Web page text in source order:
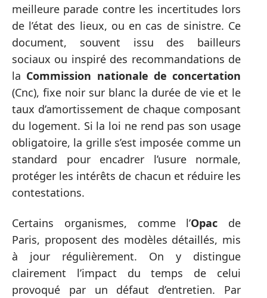
meilleure parade contre les incertitudes lors
de l’état des lieux, ou en cas de sinistre. Ce
document, souvent issu des bailleurs
sociaux ou inspiré des recommandations de
la Commission nationale de concertation
(Cnc), fixe noir sur blanc la durée de vie et le
taux d’amortissement de chaque composant
du logement. Si la loi ne rend pas son usage
obligatoire, la grille s’est imposée comme un
standard pour encadrer l’usure normale,
protéger les intérêts de chacun et réduire les
contestations.
Certains organismes, comme l’Opac de
Paris, proposent des modèles détaillés, mis
à jour régulièrement. On y distingue
clairement l’impact du temps de celui
provoqué par un défaut d’entretien. Par